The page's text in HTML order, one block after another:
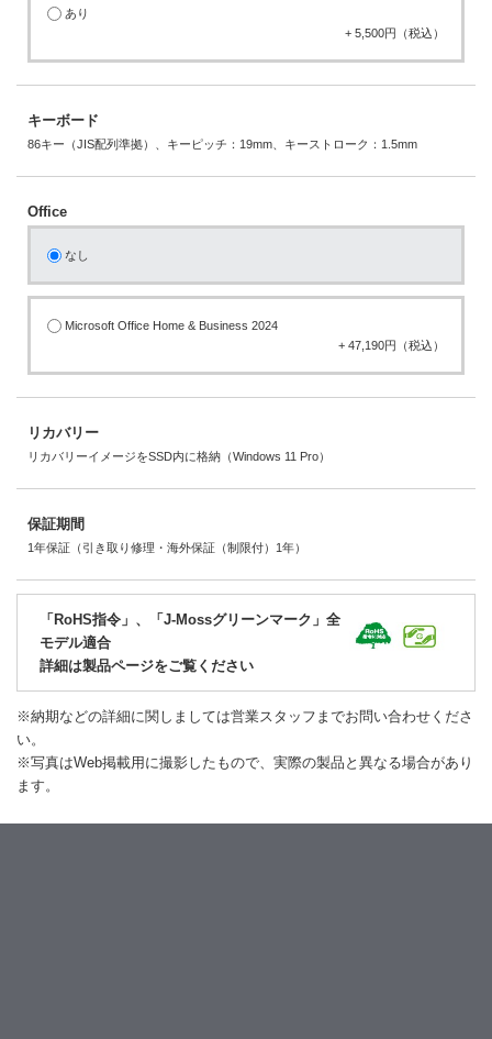
あり
+ 5,500円（税込）
キーボード
86キー（JIS配列準拠）、キーピッチ：19mm、キーストローク：1.5mm
Office
なし
Microsoft Office Home & Business 2024
+ 47,190円（税込）
リカバリー
リカバリーイメージをSSD内に格納（Windows 11 Pro）
保証期間
1年保証（引き取り修理・海外保証（制限付）1年）
「RoHS指令」、「J-Mossグリーンマーク」全
モデル適合
詳細は製品ページをご覧ください
※納期などの詳細に関しましては営業スタッフまでお問い合わせくださ
い。
※写真はWeb掲載用に撮影したもので、実際の製品と異なる場合があり
ます。